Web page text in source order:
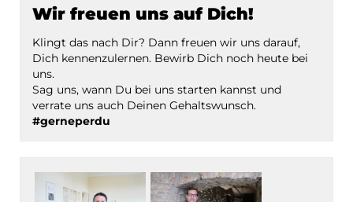
Wir freuen uns auf Dich!
Klingt das nach Dir? Dann freuen wir uns darauf,
Dich kennenzulernen. Bewirb Dich noch heute bei
uns.
Sag uns, wann Du bei uns starten kannst und
verrate uns auch Deinen Gehaltswunsch.
#gerneperdu